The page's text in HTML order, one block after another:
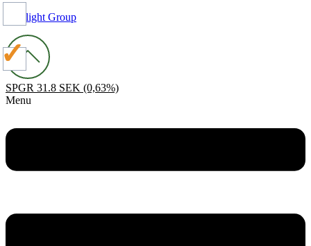
Spotlight Group
SPGR 31.8 SEK (0,63%)
Menu